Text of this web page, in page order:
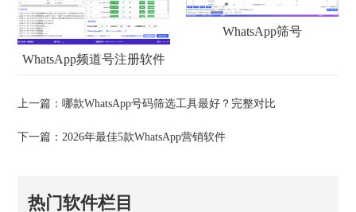
WhatsApp频道号注册软件
WhatsApp筛号
上一篇：哪款WhatsApp号码筛选工具最好？完整对比
下一篇：2026年最佳5款WhatsApp营销软件
热门软件栏目